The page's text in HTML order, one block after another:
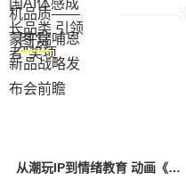
图赏
从潮玩IP到情绪教育 动画《咕噜比事务所》今日治愈开播